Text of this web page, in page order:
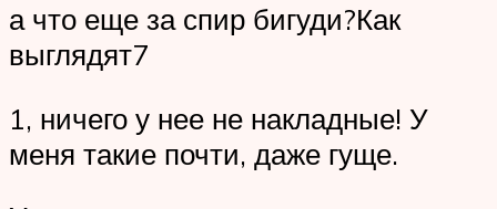
а что еще за спир бигуди?Как
выглядят7
1, ничего у нее не накладные! У
меня такие почти, даже гуще.